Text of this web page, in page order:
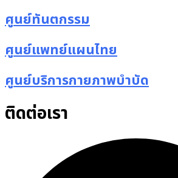
ศูนย์ทันตกรรม
ศูนย์แพทย์แผนไทย
ศูนย์บริการกายภาพบำบัด
ติดต่อเรา